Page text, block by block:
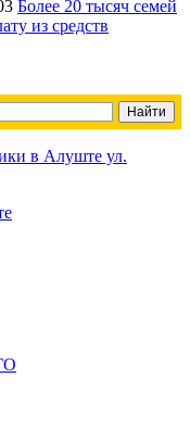
Более 20 тысяч семей
из средств